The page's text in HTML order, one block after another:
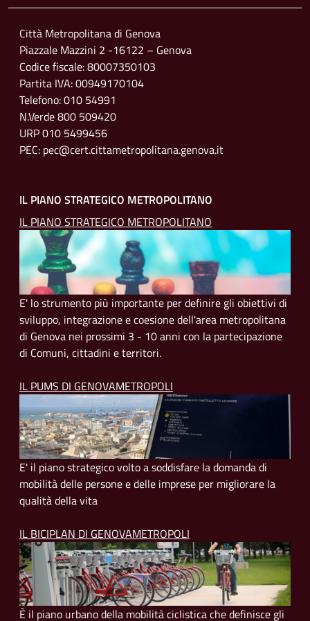
Città Metropolitana di Genova
Piazzale Mazzini 2 -16122 – Genova
Codice fiscale: 80007350103
Partita IVA: 00949170104
Telefono: 010 54991
N.Verde 800 509420
URP 010 5499456
PEC: pec@cert.cittametropolitana.genova.it
IL PIANO STRATEGICO METROPOLITANO
IL PIANO STRATEGICO METROPOLITANO
E' lo strumento più importante per definire gli obiettivi di
sviluppo, integrazione e coesione dell'area metropolitana
di Genova nei prossimi 3 - 10 anni con la partecipazione
di Comuni, cittadini e territori.
IL PUMS DI GENOVAMETROPOLI
E' il piano strategico volto a soddisfare la domanda di
mobilità delle persone e delle imprese per migliorare la
qualità della vita
IL BICIPLAN DI GENOVAMETROPOLI
È il piano urbano della mobilità ciclistica che definisce gli